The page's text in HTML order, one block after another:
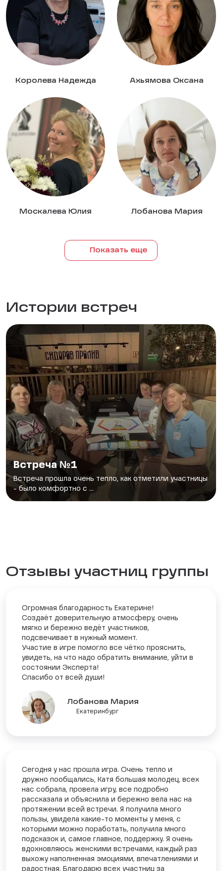
Королева Надежда Ахьямова Оксана
Москалева Юлия Лобанова Мария
Показать еще
Истории встреч
Встреча №1
Встреча прошла очень тепло, как отметили участницы
- было комфортно с ...
Отзывы участниц группы
Огромная благодарность Екатерине!
Создаёт доверительную атмосферу, очень
мягко и бережно ведёт участников,
подсвечивает в нужный момент.
Участие в игре помогло все чётко прояснить,
увидеть, на что надо обратить внимание, уйти в
состоянии Эксперта!
Спасибо от всей души!
Лобанова Мария
Екатеринбург
Сегодня у нас прошла игра. Очень тепло и
дружно пообщались, Катя большая молодец, всех
нас собрала, провела игру, все подробно
рассказала и объяснила и бережно вела нас на
протяжении всей встречи. Я получила много
пользы, увидела какие-то моменты у меня, с
которыми можно поработать, получила много
подсказок и, самое главное, поддержку. Я очень
вдохновляюсь женскими встречами, каждый раз
выхожу наполненная эмоциями, впечатлениями и
радостная. Благодарю всех участниц за